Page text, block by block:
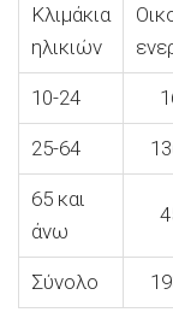
Κλιμάκια
ηλικιών
10-24
25-64
65 και
άνω
Σύνολο